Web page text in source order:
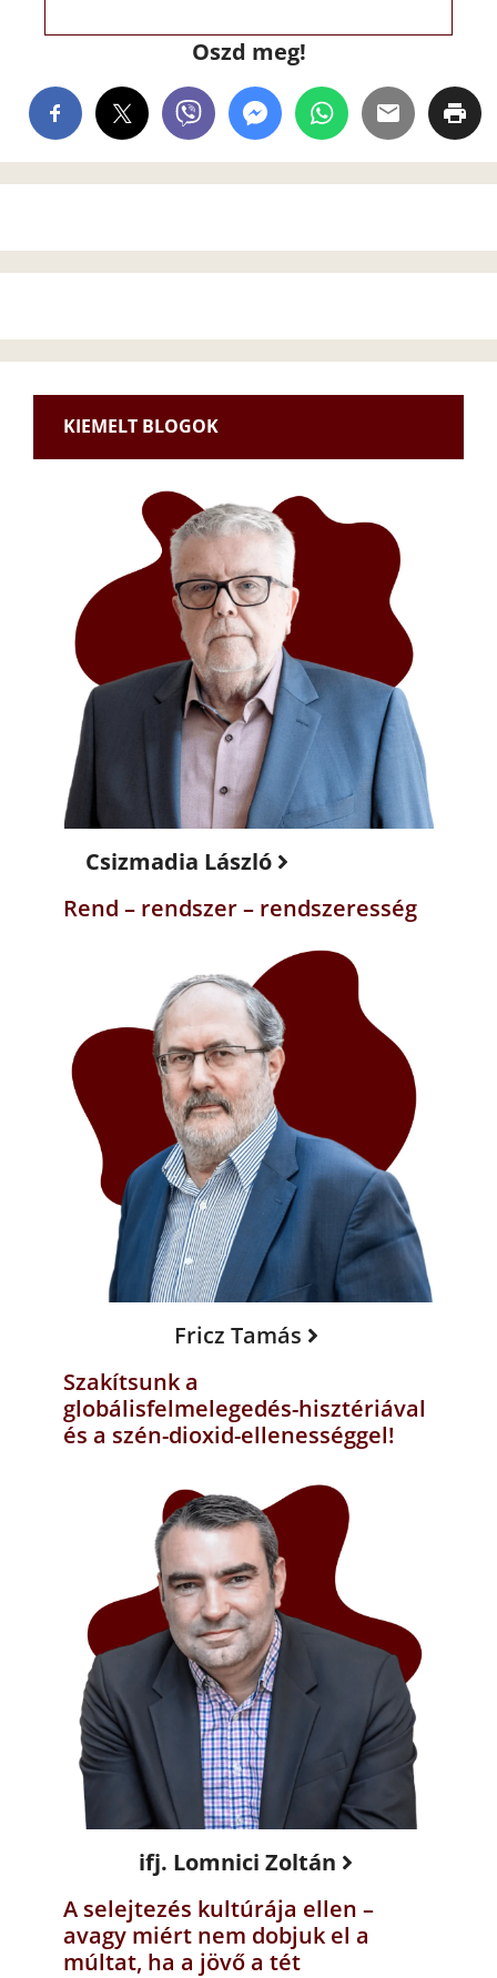
Oszd meg!
KIEMELT BLOGOK
Csizmadia László
Rend – rendszer – rendszeresség
Fricz Tamás
Szakítsunk a
globálisfelmelegedés-hisztériával
és a szén-dioxid-ellenességgel!
ifj. Lomnici Zoltán
A selejtezés kultúrája ellen –
avagy miért nem dobjuk el a
múltat, ha a jövő a tét